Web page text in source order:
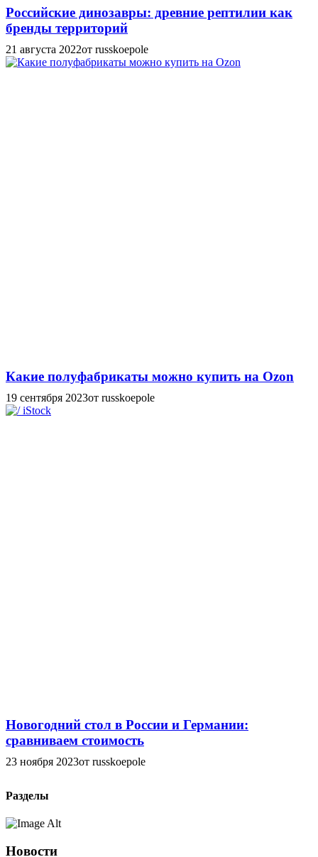
Российские динозавры: древние рептилии как
бренды территорий
21 августа 2022от russkoepole
Какие полуфабрикаты можно купить на Ozon
19 сентября 2023от russkoepole
Новогодний стол в России и Германии:
сравниваем стоимость
23 ноября 2023от russkoepole
Разделы
Новости